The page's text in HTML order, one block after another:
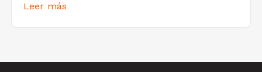
Leer más